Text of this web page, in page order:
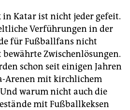
in Katar ist nicht jeder gefeit.
Verführungen in der
für Fußballfans nicht
bewährte Zwischenlösungen.
schon seit einigen Jahren
Arenen mit kirchlichem
warum nicht auch die
mit Fußballkeksen